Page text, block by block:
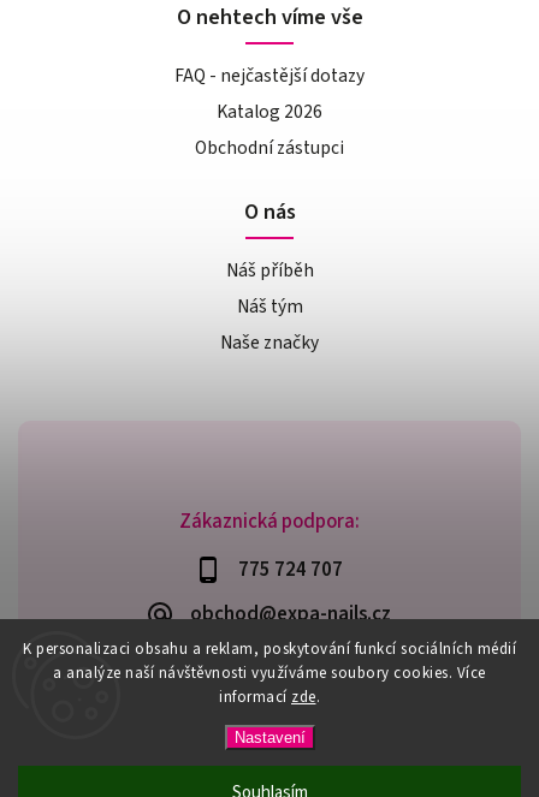
K personalizaci obsahu a reklam, poskytování funkcí sociálních médií
a analýze naší návštěvnosti využíváme soubory cookies. Více
informací zde.
Nastavení
Zákaznická podpora:
775 724 707
obchod@expa-nails.cz
O nehtech víme vše
FAQ - nejčastější dotazy
Katalog 2026
Obchodní zástupci
O nás
Náš příběh
Náš tým
Naše značky
Expanails.cz. Všechna práva vyhrazena.
Upravit nastavení cookies
VytvořilShoptet | Design